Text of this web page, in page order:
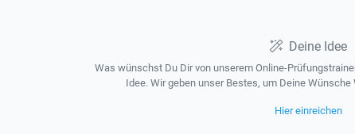
Deine Idee
Was wünschst Du Dir von unserem Online-
Idee. Wir geben unser Bestes, um Deine
Hier einreichen